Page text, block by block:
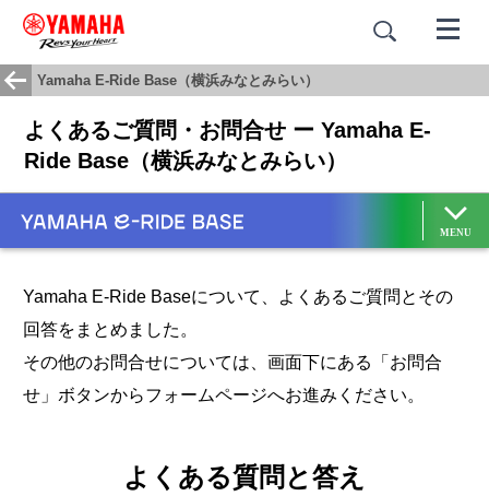
Yamaha E-Ride Base（横浜みなとみらい）
よくあるご質問・お問合せ ー Yamaha E-
Ride Base（横浜みなとみらい）
Yamaha E-Ride Baseについて、よくあるご質問とその
回答をまとめました。
その他のお問合せについては、画面下にある「お問合
せ」ボタンからフォームページへお進みください。
よくある質問と答え